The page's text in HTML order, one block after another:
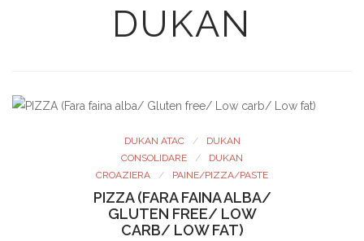
DUKAN
DUKAN ATAC
DUKAN
CONSOLIDARE
DUKAN
CROAZIERA
PAINE/PIZZA/PASTE
PIZZA (FARA FAINA ALBA/
GLUTEN FREE/ LOW
CARB/ LOW FAT)